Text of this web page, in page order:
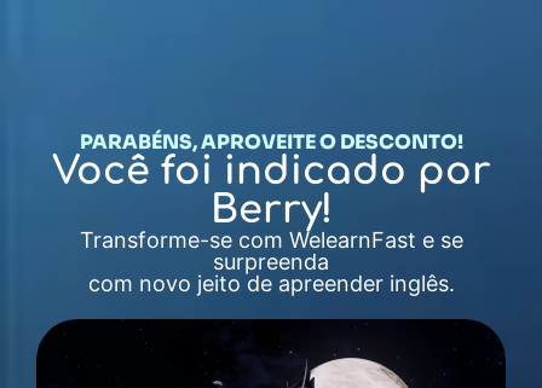
PARABÉNS, APROVEITE O DESCONTO!
Você foi indicado por
Berry!
Transforme-se com WelearnFast e se
surpreenda
com novo jeito de apreender inglês.